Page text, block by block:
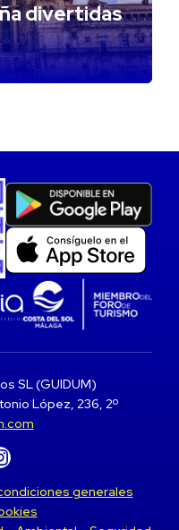
divertidas
SL (GUIDUM)
López, 236, 2º
generales